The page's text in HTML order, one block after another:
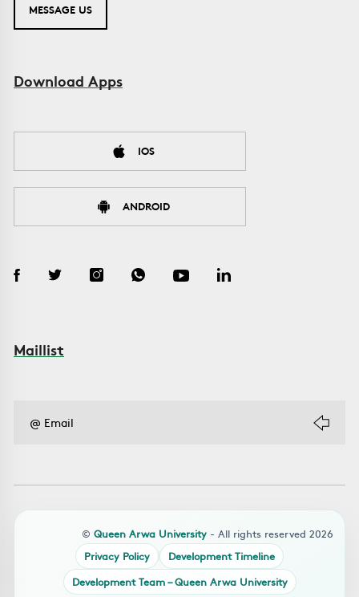
MESSAGE US
Download Apps
IOS
ANDROID
Maillist
© Queen Arwa University - All rights reserved 2026
Privacy Policy
Development Timeline
Development Team – Queen Arwa University